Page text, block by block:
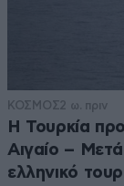
ΚΟΣΜΟΣ2 ω. πριν
Η Τουρκία
Αιγαίο –
ελληνικό